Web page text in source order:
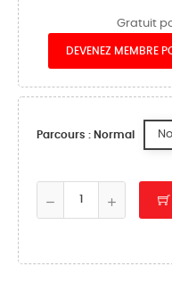
Gratuit
DEVENEZ MEMBRE
Parcours : Normal